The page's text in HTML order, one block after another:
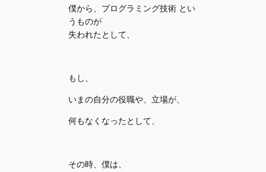
僕から、プログラミング技術 とい
うものが
失われたとして、
もし、
いまの自分の役職や、立場が、
何もなくなったとして、
その時、僕は、